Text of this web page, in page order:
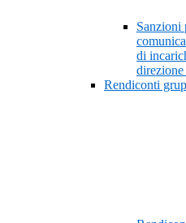
Sanzioni
di
Rendiconti